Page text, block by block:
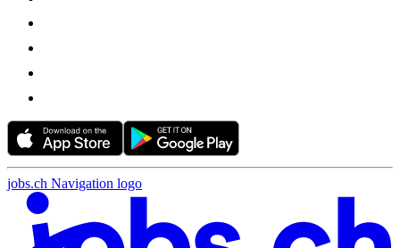
jobs.ch Navigation logo